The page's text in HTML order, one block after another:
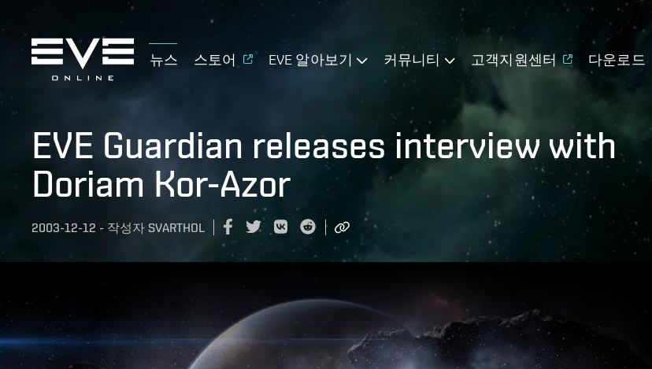
뉴스 스토어 EVE 알아보기 커뮤니티 고객지원센터 다운로드
EVE Guardian releases interview with
Doriam Kor-Azor
2003-12-12 - 작성자 SVARTHOL